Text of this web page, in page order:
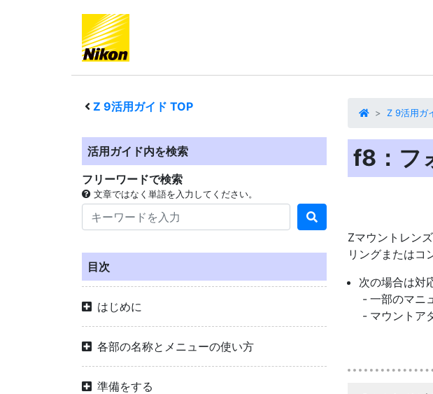
Z 9活用ガイド TOP
活用ガイド内を検索
フリーワードで検索
文章ではなく単語を入力してください。
目次
はじめに
各部の名称とメニューの使い方
準備をする
Z 9活用ガ
f8：フ
Zマウントレン
リングまたはコ
次の場合は対
一部のマニ
マウントア